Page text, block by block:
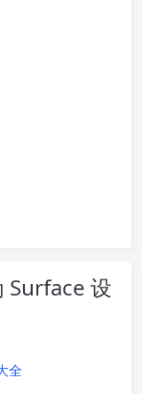
Surface 设
全